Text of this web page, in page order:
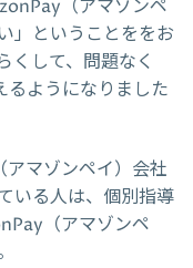
（アマゾンペ
」ということををお
くして、問題なく
ようになりました
マゾンペイ）会社
いる人は、個別指導
（アマゾンペ